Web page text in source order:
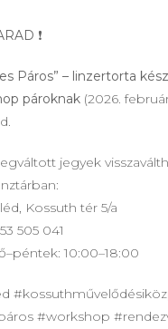
❗️
Páros” – linzertorta
pároknak (2026.
jegyek
Kossuth tér 5/a
505 041
10:00–18:00
#workshop